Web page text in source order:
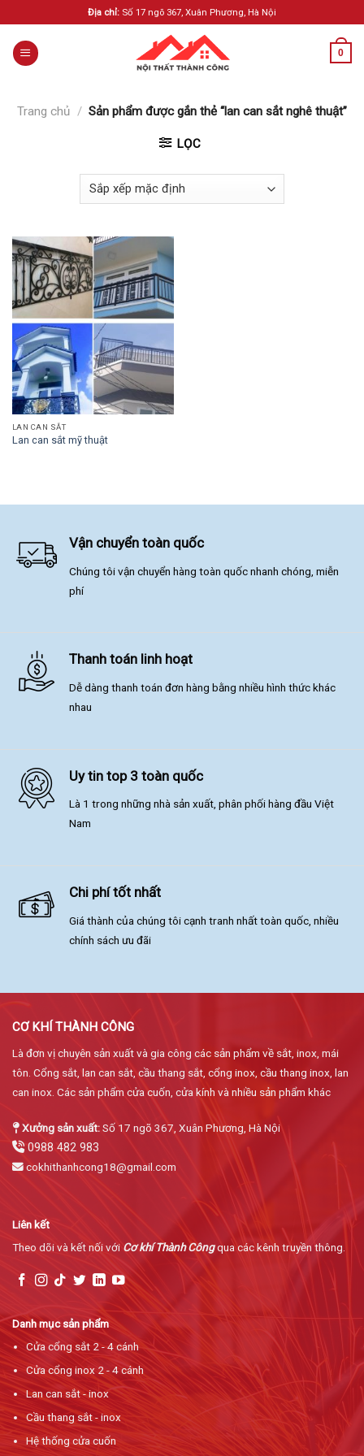
to
content
Địa chỉ: Số 17 ngõ 367, Xuân Phương, Hà Nội
0
Trang chủ / Sản phẩm được gắn thẻ “lan can sắt nghê thuật”
LỌC
LAN CAN SẮT
Lan can sắt mỹ thuật
Vận chuyển toàn quốc
Chúng tôi vận chuyển hàng toàn quốc nhanh chóng, miễn
phí
Thanh toán linh hoạt
Dễ dàng thanh toán đơn hàng bằng nhiều hình thức khác
nhau
Uy tin top 3 toàn quốc
Là 1 trong những nhà sản xuất, phân phối hàng đầu Việt
Nam
Chi phí tốt nhất
Giá thành của chúng tôi cạnh tranh nhất toàn quốc, nhiều
chính sách ưu đãi
CƠ KHÍ THÀNH CÔNG
Là đơn vị chuyên sản xuất và gia công các sản phẩm về sắt, inox, mái
tôn. Cổng sắt, lan can sắt, cầu thang sắt, cổng inox, cầu thang inox, lan
can inox. Các sản phẩm cửa cuốn, cửa kính và nhiều sản phẩm khác
Xưởng sản xuất:Số 17 ngõ 367, Xuân Phương, Hà Nội
0988 482 983
cokhithanhcong18@gmail.com
Danh mục sản phẩm
Cửa cổng sắt 2 - 4 cánh
Cửa cổng inox 2 - 4 cánh
Lan can sắt - inox
Cầu thang sắt - inox
Hệ thống cửa cuốn
Liên kết
Theo dõi và kết nối với Cơ khí Thành Côngqua các kênh truyền thông.